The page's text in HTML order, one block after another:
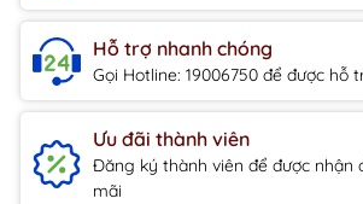
Hỗ trợ nhanh chóng
Gọi Hotline: 19006750 để được hỗ
Ưu đãi thành viên
Đăng ký thành viên để được nhận
mãi